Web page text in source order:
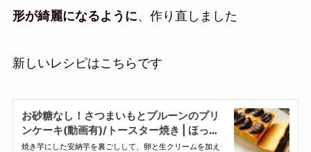
形が綺麗になるように、作り直しました
新しいレシピはこちらです